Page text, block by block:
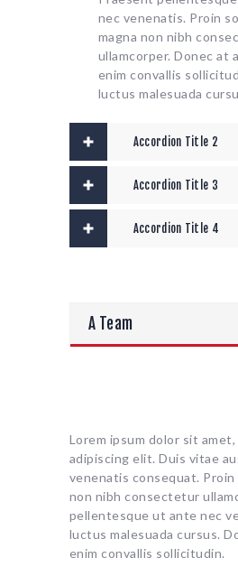
nec venenatis. Proin
magna non nibh
ullamcorper. Donec at
enim convallis
luctus malesuada
Accordion Title 2
Accordion Title 3
Accordion Title 4
A Team
Lorem ipsum dolor sit
adipiscing elit. Duis vitae
venenatis consequat. Proin
non nibh consectetur
pellentesque ut ante nec
luctus malesuada cursus.
enim convallis sollicitudin.